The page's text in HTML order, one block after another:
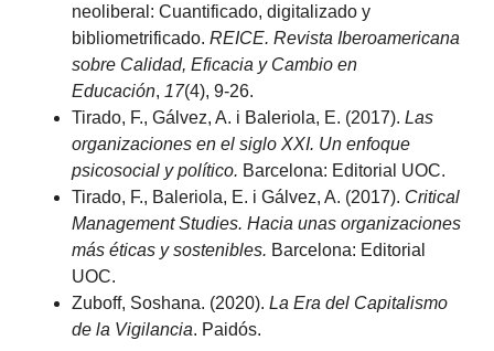
neoliberal: Cuantificado, digitalizado y
bibliometrificado.REICE. Revista Iberoamericana
sobre Calidad, Eficacia y Cambio en
Educación, 17(4), 9-26.
Tirado, F., Gálvez, A. i Baleriola, E. (2017).Las
organizaciones en el siglo XXI. Un enfoque
psicosocial y político. Barcelona: Editorial UOC.
Tirado, F., Baleriola, E. i Gálvez, A. (2017). Critical
Management Studies. Hacia unas organizaciones
más éticas y sostenibles. Barcelona: Editorial
UOC.
Zuboff, Soshana. (2020).La Era del Capitalismo
de la Vigilancia. Paidós.